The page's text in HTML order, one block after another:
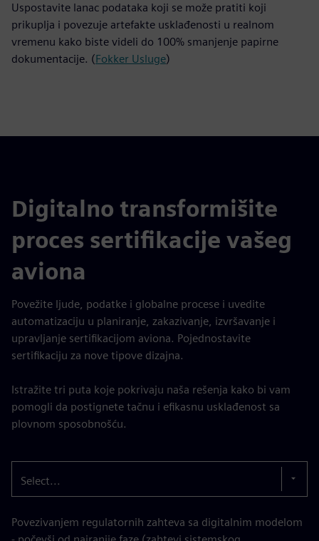
Uspostavite lanac podataka koji se može pratiti koji
prikuplja i povezuje artefakte usklađenosti u realnom
vremenu kako biste videli do 100% smanjenje papirne
dokumentacije. (Fokker Usluge)
Digitalno transformišite
proces sertifikacije vašeg
aviona
Povežite ljude, podatke i globalne procese i uvedite
automatizaciju u planiranje, zakazivanje, izvršavanje i
upravljanje sertifikacijom aviona. Pojednostavite
sertifikaciju za nove tipove dizajna.
Istražite tri puta koje pokrivaju naša rešenja kako bi vam
pomogli da postignete tačnu i efikasnu usklađenost sa
plovnom sposobnošću.
Select...
Povezivanjem regulatornih zahteva sa digitalnim modelom